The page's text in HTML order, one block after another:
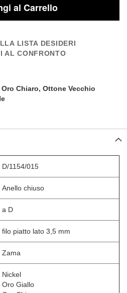
al Carrello
LISTA DESIDERI
AL CONFRONTO
Chiaro, Ottone Vecchio
D/1154/015
Anello chiuso
a D
filo piatto lato 3,5 mm
Zama
Nickel
Oro Giallo